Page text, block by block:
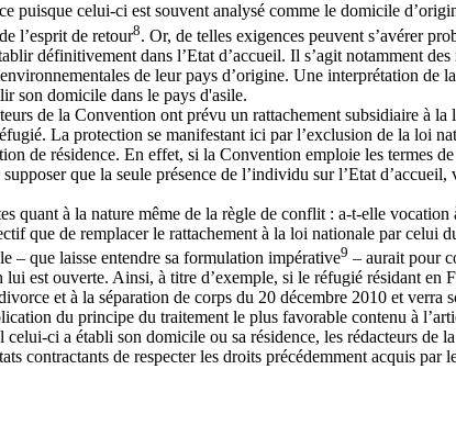
puisque celui-ci est souvent analysé comme le domicile
l’esprit de retour8. Or, de telles exigences peuvent s’avérer
définitivement dans l’Etat d’accueil. Il s’agit notamment
de leur pays d’origine. Une interprétation
son domicile dans le pays d'asile.
de la Convention ont prévu un rattachement subsidiaire à
La protection se manifestant ici par l’exclusion de la loi
de résidence. En effet, si la Convention emploie les termes
que la seule présence de l’individu sur l’Etat
quant à la nature même de la règle de conflit : a-t-elle
que de remplacer le rattachement à la loi nationale par celui
– que laisse entendre sa formulation impérative9 – aurait pour
est ouverte. Ainsi, à titre d’exemple, si le réfugié résidant en
et à la séparation de corps du 20 décembre 2010 et
du principe du traitement le plus favorable contenu à
ci a établi son domicile ou sa résidence, les rédacteurs de
contractants de respecter les droits précédemment acquis par